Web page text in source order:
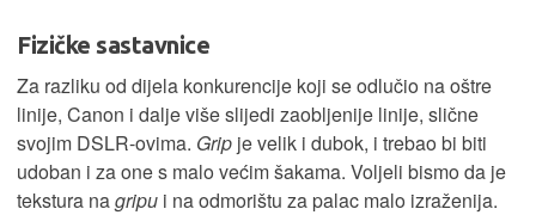
Fizičke sastavnice
Za razliku od dijela konkurencije koji se odlučio na oštre
linije, Canon i dalje više slijedi zaobljenije linije, slične
svojim DSLR-ovima. Grip je velik i dubok, i trebao bi biti
udoban i za one s malo većim šakama. Voljeli bismo da je
tekstura nagripu i na odmorištu za palac malo izraženija.